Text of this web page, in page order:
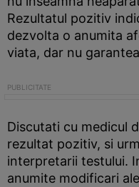
Rezultatul pozitiv
dezvolta o anumita
viata, dar nu
Discutati cu medicul
rezultat pozitiv, si
interpretarii testului.
anumite modificari